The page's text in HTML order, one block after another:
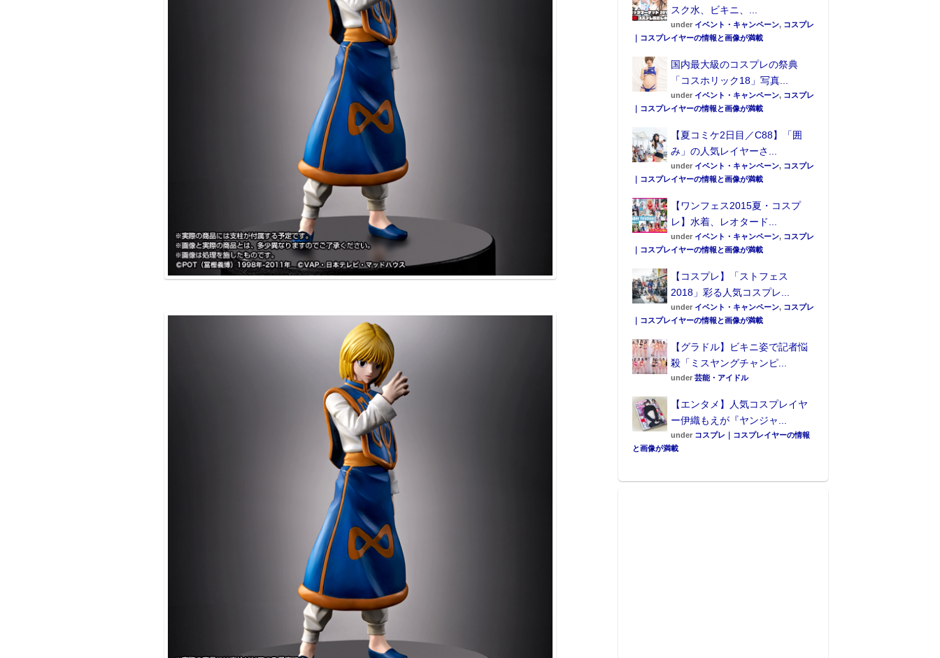
スク水、ビキニ、...
under イベント・キャンペーン, コスプレ
｜コスプレイヤーの情報と画像が満載
国内最大級のコスプレの祭典
「コスホリック18」写真...
under イベント・キャンペーン, コスプレ
｜コスプレイヤーの情報と画像が満載
【夏コミケ2日目／C88】「囲
み」の人気レイヤーさ...
under イベント・キャンペーン, コスプレ
｜コスプレイヤーの情報と画像が満載
【ワンフェス2015夏・コスプ
レ】水着、レオタード...
under イベント・キャンペーン, コスプレ
｜コスプレイヤーの情報と画像が満載
【コスプレ】「ストフェス
2018」彩る人気コスプレ...
under イベント・キャンペーン, コスプレ
｜コスプレイヤーの情報と画像が満載
【グラドル】ビキニ姿で記者悩
殺「ミスヤングチャンピ...
under 芸能・アイドル
【エンタメ】人気コスプレイヤ
ー伊織もえが『ヤンジャ...
under コスプレ｜コスプレイヤーの情報
と画像が満載